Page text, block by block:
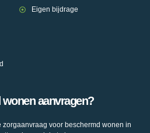
Eigen bijdrage
aanvragen?
voor beschermd wonen in